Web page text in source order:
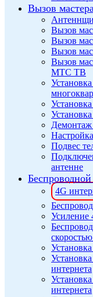
Вызов мастера
Вызов
Вызов
Вызов
Вызов
МТС ТВ
Подвес
антенне
4G
Усиление
интернета
интернета